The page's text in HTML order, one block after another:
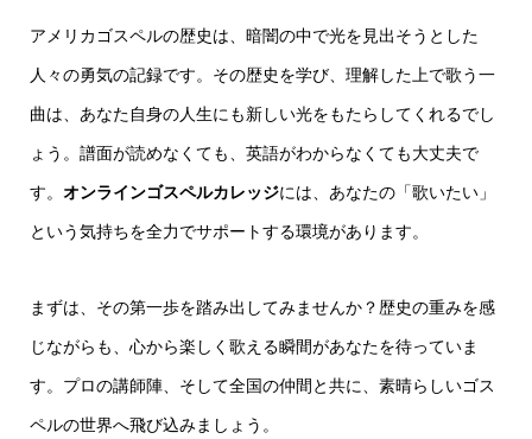
アメリカゴスペルの歴史は、暗闇の中で光を見出そうとした
人々の勇気の記録です。その歴史を学び、理解した上で歌う一
曲は、あなた自身の人生にも新しい光をもたらしてくれるでし
ょう。譜面が読めなくても、英語がわからなくても大丈夫で
す。 オンラインゴスペルカレッジには、あなたの「歌いたい」
という気持ちを全力でサポートする環境があります。
まずは、その第一歩を踏み出してみませんか？歴史の重みを感
じながらも、心から楽しく歌える瞬間があなたを待っていま
す。プロの講師陣、そして全国の仲間と共に、素晴らしいゴス
ペルの世界へ飛び込みましょう。